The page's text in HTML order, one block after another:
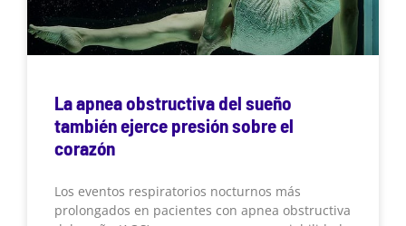
La apnea obstructiva del sueño
también ejerce presión sobre el
corazón
Los eventos respiratorios nocturnos más
prolongados en pacientes con apnea obstructiva